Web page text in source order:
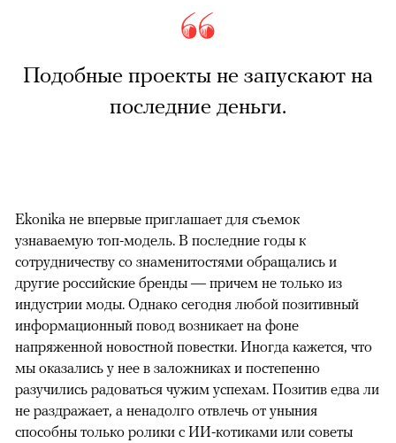
Подобные проекты не запускают на
последние деньги.
Ekonika не впервые приглашает для съемок
узнаваемую топ-модель. В последние годы к
сотрудничеству со знаменитостями обращались и
другие российские бренды — причем не только из
индустрии моды. Однако сегодня любой позитивный
информационный повод возникает на фоне
напряженной новостной повестки. Иногда кажется, что
мы оказались у нее в заложниках и постепенно
разучились радоваться чужим успехам. Позитив едва ли
не раздражает, а ненадолго отвлечь от уныния
способны только ролики с ИИ-котиками или советы